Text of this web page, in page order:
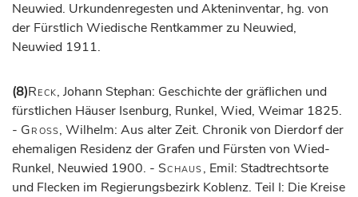
Neuwied. Urkundenregesten und Akteninventar, hg. von
der Fürstlich Wiedische Rentkammer zu Neuwied,
Neuwied 1911.
(8)Reck, Johann Stephan: Geschichte der gräflichen und
fürstlichen Häuser Isenburg, Runkel, Wied, Weimar 1825.
- Gross, Wilhelm: Aus alter Zeit. Chronik von Dierdorf der
ehemaligen Residenz der Grafen und Fürsten von Wied-
Runkel, Neuwied 1900. - Schaus, Emil: Stadtrechtsorte
und Flecken im Regierungsbezirk Koblenz. Teil I: Die Kreise